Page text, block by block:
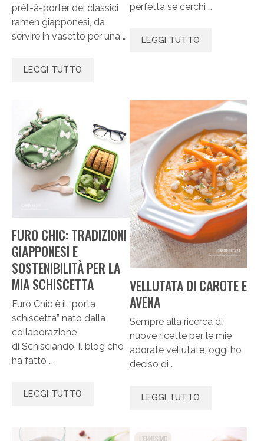
prêt-à-porter dei classici
ramen giapponesi, da
servire in vasetto per una …
LEGGI TUTTO
perfetta se cerchi …
LEGGI TUTTO
FURO CHIC: TRADIZIONI
GIAPPONESI E
SOSTENIBILITÀ PER LA
MIA SCHISCETTA
Furo Chic è il “porta
schiscetta” nato dalla
collaborazione
di Schisciando, il blog che
ha fatto …
LEGGI TUTTO
VELLUTATA DI CAROTE E
AVENA
Sempre alla ricerca di
nuove ricette per le mie
adorate vellutate, oggi ho
deciso di …
LEGGI TUTTO